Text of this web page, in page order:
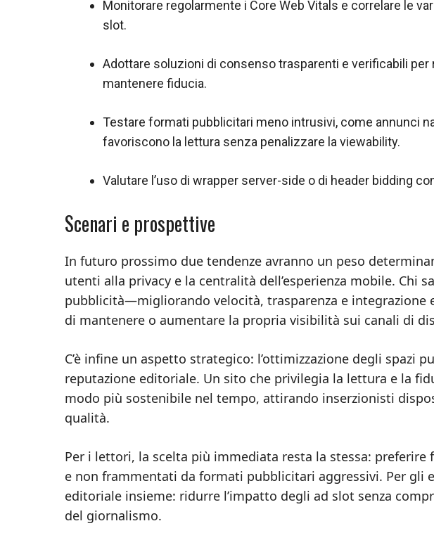
Monitorare regolarmente i Core Web Vitals e correlare le
slot.
Adottare soluzioni di consenso trasparenti e verificabili per
mantenere fiducia.
Testare formati pubblicitari meno intrusivi, come annunci
favoriscono la lettura senza penalizzare la viewability.
Valutare l’uso di wrapper server-side o di header bidding
Scenari e prospettive
In futuro prossimo due tendenze avranno un peso
utenti alla privacy e la centralità dell’esperienza mobile. Chi
pubblicità—migliorando velocità, trasparenza e
di mantenere o aumentare la propria visibilità sui canali di
C’è infine un aspetto strategico: l’ottimizzazione degli spazi
reputazione editoriale. Un sito che privilegia la lettura e la
modo più sostenibile nel tempo, attirando inserzionisti
qualità.
Per i lettori, la scelta più immediata resta la stessa:
e non frammentati da formati pubblicitari aggressivi. Per gli
editoriale insieme: ridurre l’impatto degli ad slot senza
del giornalismo.